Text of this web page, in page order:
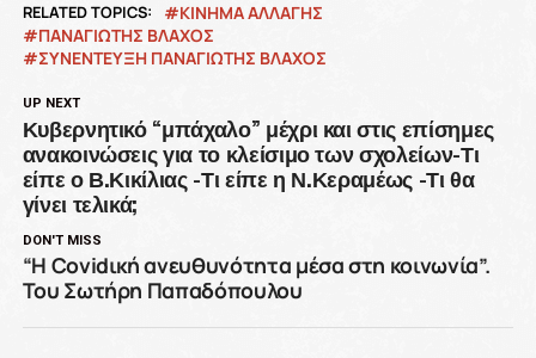
RELATED TOPICS:
ΚΙΝΗΜΑ ΑΛΛΑΓΗΣ
ΠΑΝΑΓΙΩΤΗΣ ΒΛΑΧΟΣ
ΣΥΝΕΝΤΕΥΞΗ ΠΑΝΑΓΙΩΤΗΣ ΒΛΑΧΟΣ
UP NEXT
Κυβερνητικό “μπάχαλο” μέχρι και στις επίσημες
ανακοινώσεις για το κλείσιμο των σχολείων-Τι
είπε ο Β.Κικίλιας -Τι είπε η Ν.Κεραμέως -Τι θα
γίνει τελικά;
DON'T MISS
“Η Covidική ανευθυνότητα μέσα στη κοινωνία”.
Του Σωτήρη Παπαδόπουλου